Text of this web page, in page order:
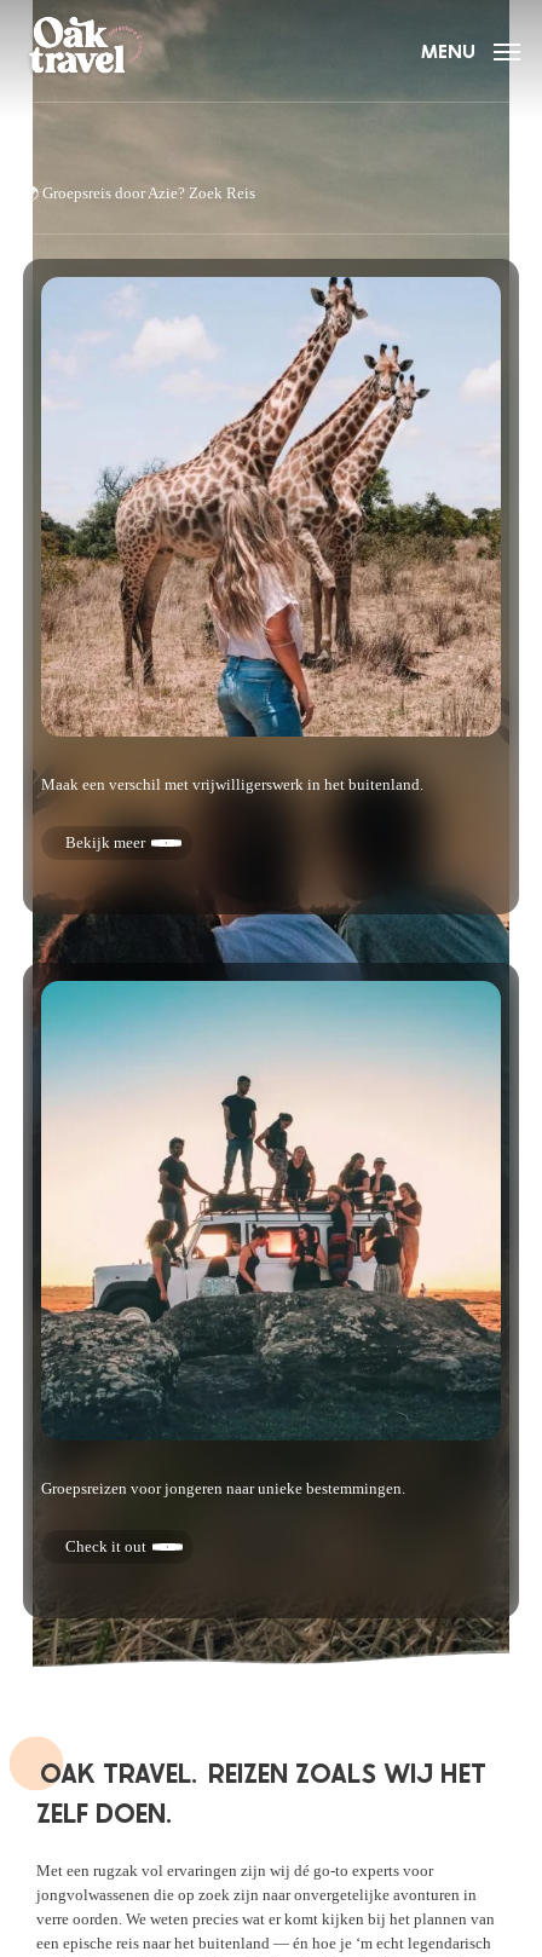
main
MENU
🌍 Groepsreis door Azie? Zoek Reis
Groepsreizen voor jongeren naar unieke bestemmingen.
Check it out
Maak een verschil met vrijwilligerswerk in het buitenland.
Bekijk meer
OAK TRAVEL. REIZEN ZOALS WIJ HET
ZELF DOEN.
Met een rugzak vol ervaringen zijn wij dé go-to experts voor
jongvolwassenen die op zoek zijn naar onvergetelijke avonturen in
verre oorden. We weten precies wat er komt kijken bij het plannen van
een epische reis naar het buitenland — én hoe je ‘m echt legendarisch